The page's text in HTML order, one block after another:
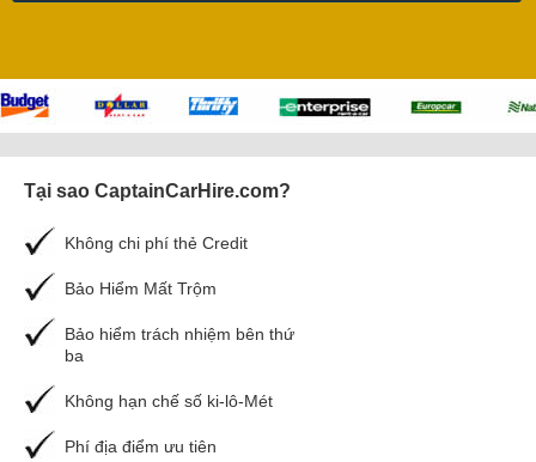
Tại sao CaptainCarHire.com?
Không chi phí thẻ Credit
Bảo Hiểm Mất Trộm
Bảo hiểm trách nhiệm bên thứ
ba
Không hạn chế số ki-lô-Mét
Phí địa điểm ưu tiên